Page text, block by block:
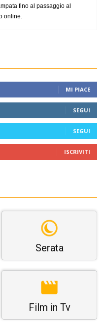
fino al passaggio al
online.
MI PIACE
SEGUI
SEGUI
ISCRIVITI
Serata
Film in Tv